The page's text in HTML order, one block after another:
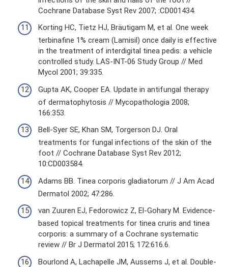
Cochrane Database Syst Rev 2007; :CD001434.
Korting HC, Tietz HJ, Bräutigam M, et al. One week
terbinafine 1% cream (Lamisil) once daily is effective
in the treatment of interdigital tinea pedis: a vehicle
controlled study. LAS-INT-06 Study Group // Med
Mycol 2001; 39:335.
Gupta AK, Cooper EA. Update in antifungal therapy
of dermatophytosis // Mycopathologia 2008;
166:353.
Bell-Syer SE, Khan SM, Torgerson DJ. Oral
treatments for fungal infections of the skin of the
foot // Cochrane Database Syst Rev 2012;
10:CD003584.
Adams BB. Tinea corporis gladiatorum // J Am Acad
Dermatol 2002; 47:286.
van Zuuren EJ, Fedorowicz Z, El-Gohary M. Evidence-
based topical treatments for tinea cruris and tinea
corporis: a summary of a Cochrane systematic
review // Br J Dermatol 2015; 172:616.6.
Bourlond A, Lachapelle JM, Aussems J, et al. Double-